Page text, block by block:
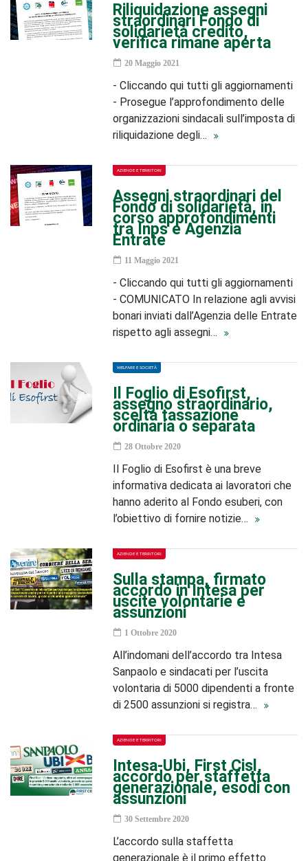
Riliquidazione assegni
straordinari Fondo di
solidarietà credito,
verifica rimane aperta
20 Maggio 2021
- Cliccando qui tutti gli aggiornamenti
- Prosegue l’approfondimento delle
organizzazioni sindacali sull’imposta di
riliquidazione degli…
AZIENDE E TERRITORI
Assegni straordinari del
Fondo di solidarietà, in
corso approfondimenti
tra Inps e Agenzia
Entrate
11 Maggio 2021
- Cliccando qui tutti gli aggiornamenti
- COMUNICATO In relazione agli avvisi
bonari inviati dall’Agenzia delle Entrate
rispetto agli assegni…
WELFARE E SOCIETÀ
Il Foglio di Esofirst,
assegno straordinario,
scelta tassazione
ordinaria o separata
28 Ottobre 2020
Il Foglio di Esofirst è una breve
informativa dedicata ai lavoratori che
hanno aderito al Fondo esuberi, con
l’obiettivo di fornire notizie…
AZIENDE E TERRITORI
Sulla stampa, firmato
accordo in Intesa per
uscite volontarie e
assunzioni
1 Ottobre 2020
All’indomani dell’accordo tra Intesa
Sanpaolo e sindacati per l’uscita
volontaria di 5000 dipendenti a fronte
di 2500 assunzioni si registra…
AZIENDE E TERRITORI
Intesa-Ubi, First Cisl,
accordo per staffetta
generazionale, esodi con
assunzioni
30 Settembre 2020
L’accordo sulla staffetta
generazionale è il primo effetto